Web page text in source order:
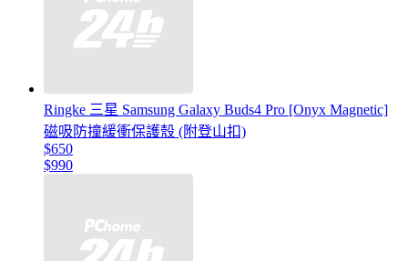
Ringke 三星 Samsung Galaxy Buds4 Pro [Onyx Magnetic]
磁吸防撞緩衝保護殼 (附登山扣)
$650
$990